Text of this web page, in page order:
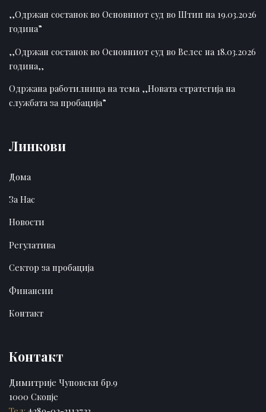
,,Одржан состанок во Основниот суд во Штип на 19.03.2026
година”
,,Одржан состанок во Основниот суд во Велес на 18.03.2026
година,,
Одржана работилница на тема ,,Новата стратегија на
службата за пробација”
Линкови
Дома
За Нас
Новости
Регулатива
Сектор за пробација
Финансии
Контакт
Контакт
Димитрије Чуповски бр.9
1000 Скопје